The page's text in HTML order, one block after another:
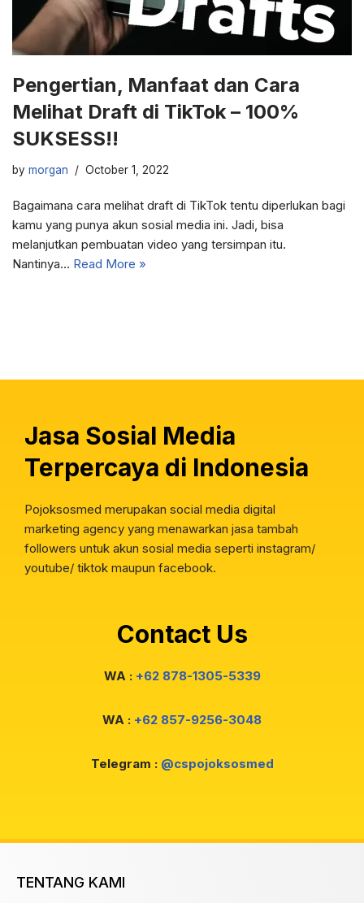
Pengertian, Manfaat dan Cara
Melihat Draft di TikTok – 100%
SUKSESS!!
by morgan October 1, 2022
Bagaimana cara melihat draft di TikTok tentu diperlukan bagi
kamu yang punya akun sosial media ini. Jadi, bisa
melanjutkan pembuatan video yang tersimpan itu.
Nantinya… Read More »
Jasa Sosial Media
Terpercaya di Indonesia
Pojoksosmed merupakan social media digital
marketing agency yang menawarkan jasa tambah
followers untuk akun sosial media seperti instagram/
youtube/ tiktok maupun facebook.
Contact Us
WA : +62 878-1305-5339
WA : +62 857-9256-3048
Telegram : @cspojoksosmed
TENTANG KAMI